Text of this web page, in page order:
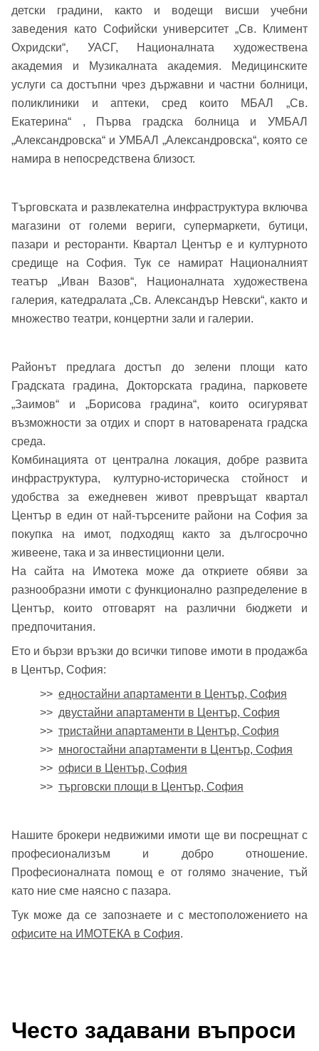
Добре дошъл!
Вход Регистрация
Имейл Адрес
Парола
Забравена парола?
Вход като гост
или използвай профил
Вход с Google
Вход с Facebook
детски градини, както и водещи висши учебни
заведения като Софийски университет „Св. Климент
Охридски“, УАСГ, Националната художествена
академия и Музикалната академия. Медицинските
услуги са достъпни чрез държавни и частни болници,
поликлиники и аптеки, сред които МБАЛ „Св.
Екатерина“ , Първа градска болница и УМБАЛ
„Александровска“ и УМБАЛ „Александровска“, която се
намира в непосредствена близост.
Търговската и развлекателна инфраструктура включва
магазини от големи вериги, супермаркети, бутици,
пазари и ресторанти. Квартал Център е и културното
средище на София. Тук се намират Националният
театър „Иван Вазов“, Националната художествена
галерия, катедралата „Св. Александър Невски“, както и
множество театри, концертни зали и галерии.
Районът предлага достъп до зелени площи като
Градската градина, Докторската градина, парковете
„Заимов“ и „Борисова градина“, които осигуряват
възможности за отдих и спорт в натоварената градска
среда.
Комбинацията от централна локация, добре развита
инфраструктура, културно-историческа стойност и
удобства за ежедневен живот превръщат квартал
Център в един от най-търсените райони на София за
покупка на имот, подходящ както за дългосрочно
живеене, така и за инвестиционни цели.
На сайта на Имотека може да откриете обяви за
разнообразни имоти с функционално разпределение в
Център, които отговарят на различни бюджети и
предпочитания.
Ето и бързи връзки до всички типове имоти в продажба
в Център, София:
>> едностайни апартаменти в Център, София
>> двустайни апартаменти в Център, София
>> тристайни апартаменти в Център, София
>> многостайни апартаменти в Център, София
>> офиси в Център, София
>> търговски площи в Център, София
Нашите брокери недвижими имоти ще ви посрещнат с
професионализъм и добро отношение.
Професионалната помощ е от голямо значение, тъй
като ние сме наясно с пазара.
Тук може да се запознаете и с местоположението на
офисите на ИМОТЕКА в София.
Често задавани въпроси
Име*
Имейл адрес*
▼
Заяви оглед
Вашето запитване стигна до нас. Ще
се обадим възможно най-бързо.